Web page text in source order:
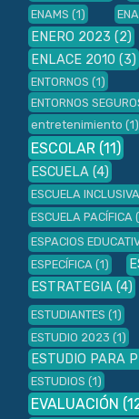
ENAMS (1)
ENERO 2023 (2)
ENLACE 2010 (3)
ENTORNOS (1)
ENTORNOS
entretenimiento (1)
ESCOLAR (11)
ESCUELA (4)
ESCUELA INCLUSIVA
ESCUELA PACÍFICA
ESPACIOS
ESPECÍFICA (1)
ESTRATEGIA (4)
ESTUDIANTES (1)
ESTUDIO 2023 (1)
ESTUDIO PARA
ESTUDIOS (1)
EVALUACIÓN